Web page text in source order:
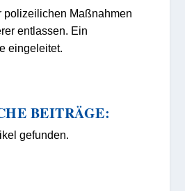
polizeilichen Maßnahmen
entlassen. Ein
eingeleitet.
BEITRÄGE:
gefunden.